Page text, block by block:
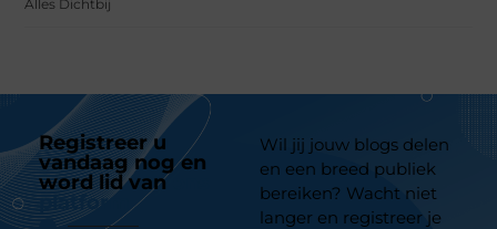
Alles Dichtbij
Registreer u
vandaag nog en
word lid van
platform
Wil jij jouw blogs delen
en een breed publiek
bereiken? Wacht niet
langer en registreer je